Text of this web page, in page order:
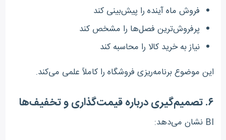
فروش ماه آینده را پیش‌بینی کند
پرفروش‌ترین فصل‌ها را مشخص کند
نیاز به خرید کالا را محاسبه کند
این موضوع برنامه‌ریزی فروشگاه را کاملاً علمی می‌کند.
۶. تصمیم‌گیری درباره قیمت‌گذاری و تخفیف‌ها
BI نشان می‌دهد: